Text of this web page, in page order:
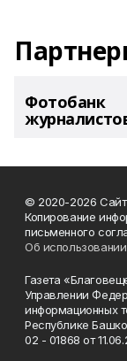
Фотобанк
© 2020-2026 Сайт
Копирование
письменного
Об
Газета
Управлении
информационных
Республике
02 - 01868 от